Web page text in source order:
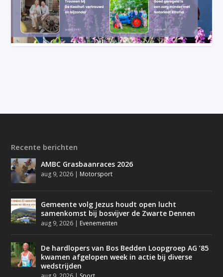
Recente berichten
AMBC Grasbaanraces 2026
aug 9, 2026 | Motorsport
Gemeente volg Jezus houdt open lucht
samenkomst bij bosvijver de Zwarte Dennen
aug 9, 2026 | Evenementen
De hardlopers van Bos Bedden Loopgroep AG ’85
kwamen afgelopen week in actie bij diverse
wedstrijden